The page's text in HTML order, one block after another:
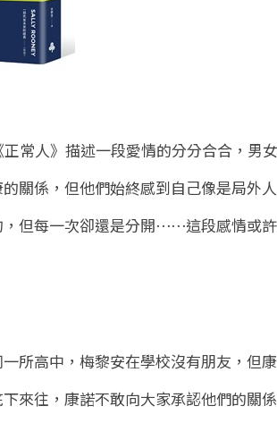
常人》描述一段愛情的分分合合，男
關係，但他們始終感到自己像是局外
但每一次卻還是分開⋯⋯這段感情或
所高中，梅黎安在學校沒有朋友，但
來往，康諾不敢向大家承認他們的關